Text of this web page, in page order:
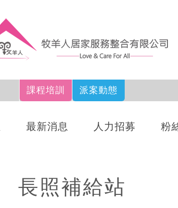
課程培訓 派案動態
最新消息 人力招募 粉
長照補給站